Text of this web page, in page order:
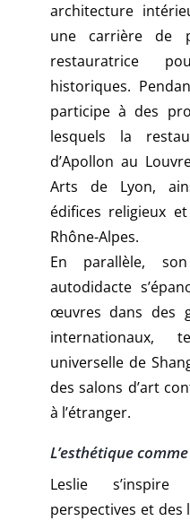
architecture
une carrière de
restauratrice
historiques.
participe à des
lesquels la
d’Apollon au
Arts de Lyon,
édifices religieux
Rhône-Alpes.
En parallèle,
autodidacte
œuvres dans des
internationaux,
universelle de
des salons d’art
à l’étranger.
L’esthétique
Leslie
perspectives et des